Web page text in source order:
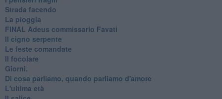
Strada facendo
La pioggia
FINAL Adeus commissario Favati
Il cigno serpente
Le feste comandate
Il focolare
Giorni.
Di cosa parliamo, quando parliamo d'amore
L'ultima età